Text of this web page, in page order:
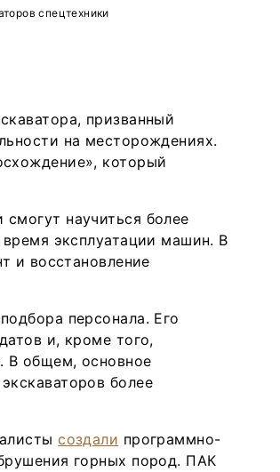
Тренды
Интервью
Каталог компаний
спецтехники
призванный
на месторождениях.
который
научиться более
эксплуатации машин. В
и восстановление
персонала. Его
и, кроме того,
В общем, основное
более
создали программно-
горных пород. ПАК